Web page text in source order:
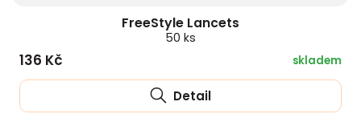
FreeStyle Lancets
50 ks
136 Kč skladem
Detail